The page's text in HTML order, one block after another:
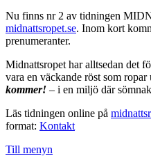
Nu finns nr 2 av tidningen
midnattsropet.se. Inom kort
prenumeranter.
Midnattsropet har alltsedan det
vara en väckande röst som ropar
kommer! – i en miljö där
Läs tidningen online på
format: Kontakt
Till menyn